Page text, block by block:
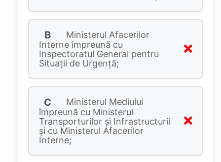
B
Ministerul Afacerilor
Interne împreună cu
Inspectoratul General pentru
Situații de Urgență;
C
Ministerul Mediului
împreună cu Ministerul
Transporturilor și Infrastructurii
și cu Ministerul Afacerilor
Interne;